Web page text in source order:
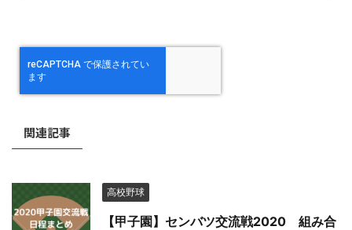
関連記事
高校野球
【甲子園】センバツ交流戦2020 組み合